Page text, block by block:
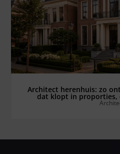
Bekijk
Architect herenhuis: zo
dat klopt in proporties,